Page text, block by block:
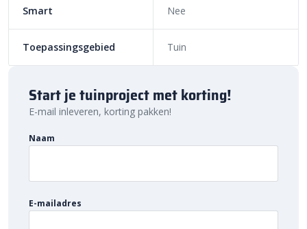
Smart Nee
Toepassingsgebied Tuin
Start je tuinproject met korting!
E-mail inleveren, korting pakken!
Naam
E-mailadres